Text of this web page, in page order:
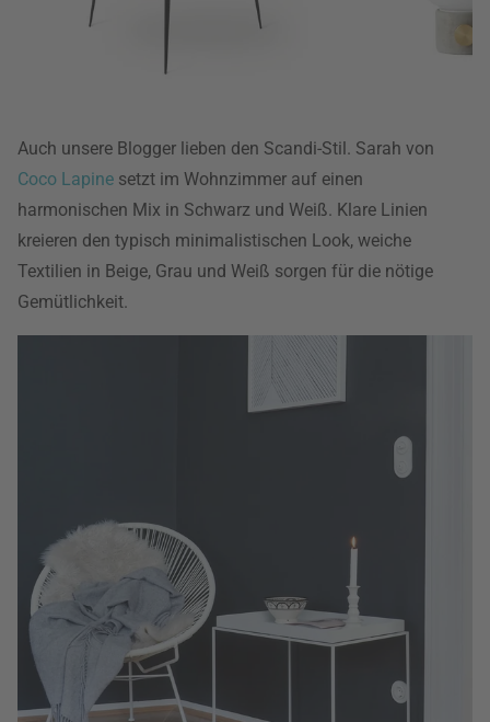
Auch unsere Blogger lieben den Scandi-Stil. Sarah von
Coco Lapine setzt im Wohnzimmer auf einen
harmonischen Mix in Schwarz und Weiß. Klare Linien
kreieren den typisch minimalistischen Look, weiche
Textilien in Beige, Grau und Weiß sorgen für die nötige
Gemütlichkeit.